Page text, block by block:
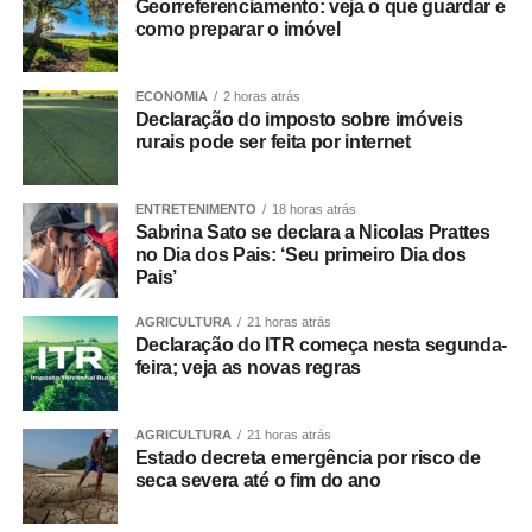
extraordinário. Uma delas vence antes do segundo
esforço concentrado, marcado para 31 de agosto; por
isso, precisa ser votada em breve para não perder a
validade.
A medida com vencimento próximo é a
que prevê subvenção econômica de R$ 330 milhões para
empresas importadoras de gás liquefeito de petróleo, o
gás de cozinha. A medida integra o pacote do governo
para a contenção dos impactos nos preços do petróleo e
de seus derivados causados pela guerra dos Estados
Unidos e Israel contra o Irã. O prazo para votação termina
no dia 25 de agosto.
A outras medidas que ainda estão pendentes de análise
no Senado vencem em setembro e outubro e destinam
créditos extraordinários para apoiar famílias atingidas por
eventos climáticos extremos em Minas Gerais (
1.361/2026) e em Pernambuco e na Paraíba (
Georreferenciamento: veja o que guardar e
como preparar o imóvel
ECONOMIA 2 horas atrás
Declaração do imposto sobre imóveis
rurais pode ser feita por internet
ENTRETENIMENTO 18 horas atrás
Sabrina Sato se declara a Nicolas Prattes
no Dia dos Pais: ‘Seu primeiro Dia dos
Pais’
AGRICULTURA 21 horas atrás
Declaração do ITR começa nesta segunda-
feira; veja as novas regras
AGRICULTURA 21 horas atrás
Estado decreta emergência por risco de
seca severa até o fim do ano